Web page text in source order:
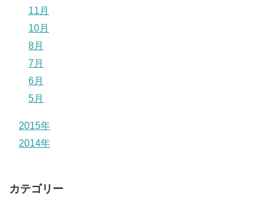
11月
10月
8月
7月
6月
5月
2015年
2014年
カテゴリー